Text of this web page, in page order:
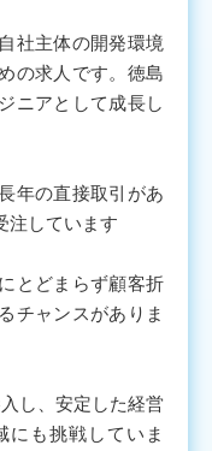
社主体の開発環境
の求人です。徳島
ニアとして成長し
年の直接取引があ
注しています
とどまらず顧客折
チャンスがありま
し、安定した経営
にも挑戦していま